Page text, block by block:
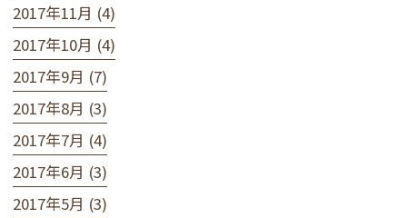
2017年11月 (4)
2017年10月 (4)
2017年9月 (7)
2017年8月 (3)
2017年7月 (4)
2017年6月 (3)
2017年5月 (3)